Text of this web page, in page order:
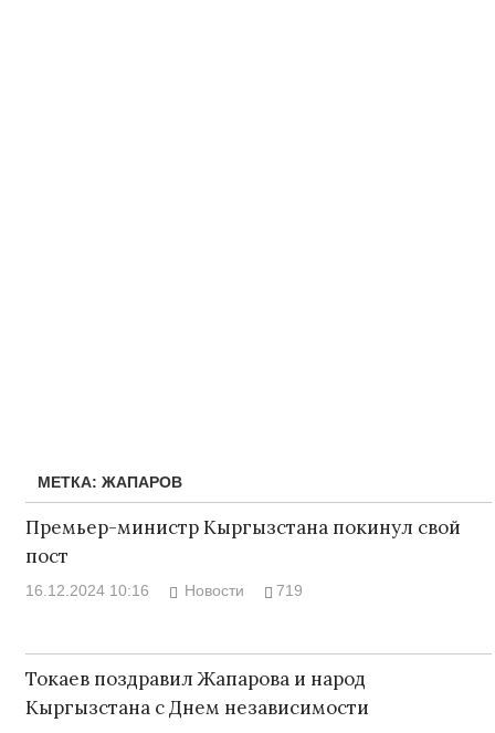
МЕТКА: ЖАПАРОВ
Премьер-министр Кыргызстана покинул свой
пост
16.12.2024 10:16 Новости 719
Токаев поздравил Жапарова и народ
Кыргызстана с Днем независимости